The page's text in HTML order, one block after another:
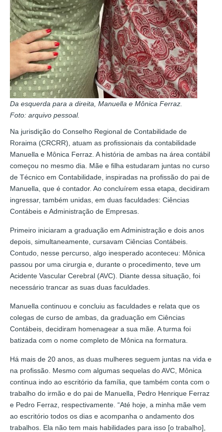
Da esquerda para a direita, Manuella e Mônica Ferraz.
Foto: arquivo pessoal.
Na jurisdição do Conselho Regional de Contabilidade de
Roraima (CRCRR), atuam as profissionais da contabilidade
Manuella e Mônica Ferraz. A história de ambas na área contábil
começou no mesmo dia. Mãe e filha estudaram juntas no curso
de Técnico em Contabilidade, inspiradas na profissão do pai de
Manuella, que é contador. Ao concluírem essa etapa, decidiram
ingressar, também unidas, em duas faculdades: Ciências
Contábeis e Administração de Empresas.
Primeiro iniciaram a graduação em Administração e dois anos
depois, simultaneamente, cursavam Ciências Contábeis.
Contudo, nesse percurso, algo inesperado aconteceu: Mônica
passou por uma cirurgia e, durante o procedimento, teve um
Acidente Vascular Cerebral (AVC). Diante dessa situação, foi
necessário trancar as suas duas faculdades.
Manuella continuou e concluiu as faculdades e relata que os
colegas de curso de ambas, da graduação em Ciências
Contábeis, decidiram homenagear a sua mãe. A turma foi
batizada com o nome completo de Mônica na formatura.
Há mais de 20 anos, as duas mulheres seguem juntas na vida e
na profissão. Mesmo com algumas sequelas do AVC, Mônica
continua indo ao escritório da família, que também conta com o
trabalho do irmão e do pai de Manuella, Pedro Henrique Ferraz
e Pedro Ferraz, respectivamente. “Até hoje, a minha mãe vem
ao escritório todos os dias e acompanha o andamento dos
trabalhos. Ela não tem mais habilidades para isso [o trabalho],